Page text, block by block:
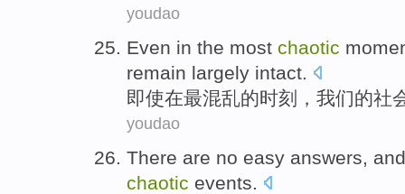
youdao
Even in the most chaotic
remain largely intact.
即使在最混乱的时刻 ， 我们的社
youdao
There are no easy answers, and
chaotic events.